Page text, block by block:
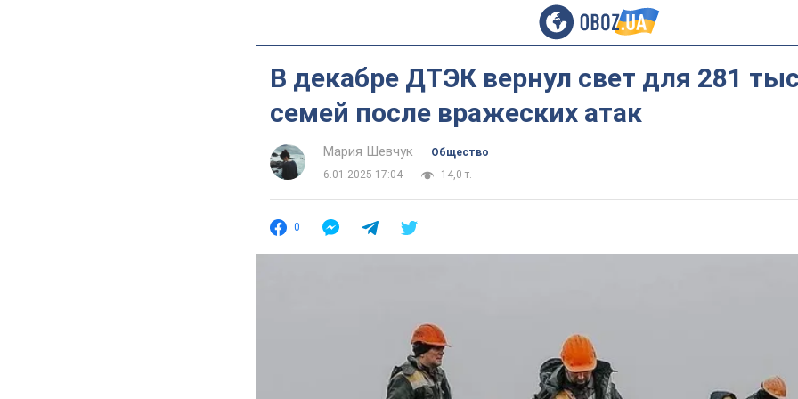
В декабре ДТЭК вернул свет для 281
семей после вражеских атак
Мария Шевчук
Общество
6.01.2025 17:04
14,0 т.
0